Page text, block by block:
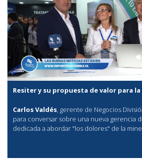
Resiter y su propuesta de valor para
Carlos Valdés, gerente de Negocios
para conversar sobre una nueva gerencia
dedicada a abordar "los dolores" de la